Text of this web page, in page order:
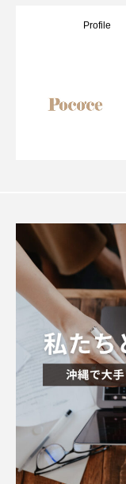
Profile